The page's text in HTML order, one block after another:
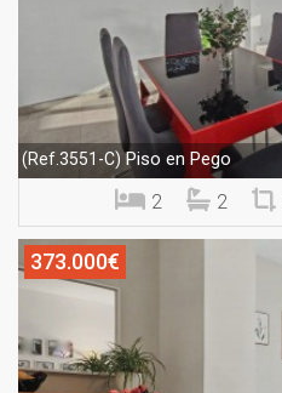
(Ref.3551-C)Piso en Pego
2 2
373.000€